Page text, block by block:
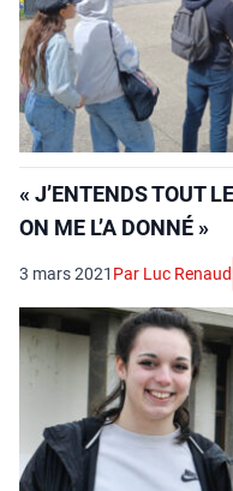
« J’ENTENDS TOUT
ON ME L’A DONNÉ »
3 mars 2021 Par Luc Renaud